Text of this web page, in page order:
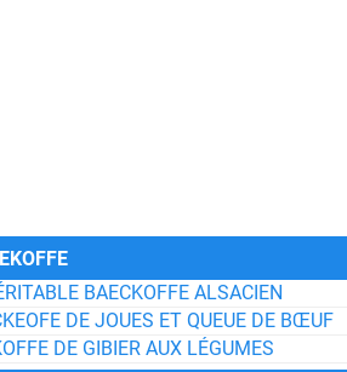
BAECKOFFE ALSACIEN
DE JOUES ET QUEUE DE BŒUF
DE GIBIER AUX LÉGUMES